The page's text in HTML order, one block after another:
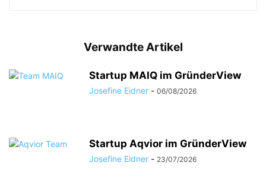
Verwandte Artikel
Startup MAIQ im GründerView
Josefine Eidner - 06/08/2026
Startup Aqvior im GründerView
Josefine Eidner - 23/07/2026